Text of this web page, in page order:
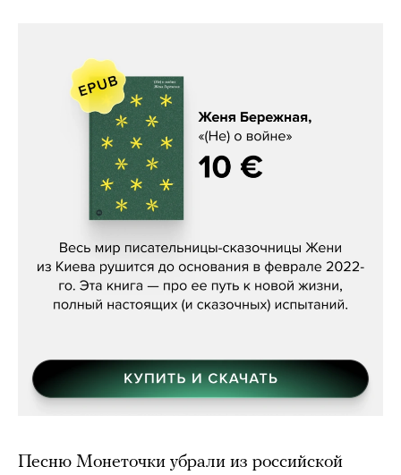
Женя Бережная, «(Не) о войне»
Песню Монеточки убрали из российской